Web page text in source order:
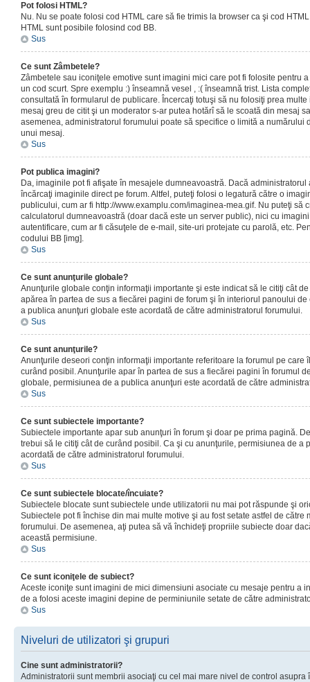
Pot folosi HTML?
Nu. Nu se poate folosi cod HTML care să fie trimis la browser ca şi cod
HTML sunt posibile folosind cod BB.
Sus
Ce sunt Zâmbetele?
Zâmbetele sau iconiţele emotive sunt imagini mici care pot fi folosite pentru
un cod scurt. Spre exemplu :) înseamnă vesel , :( înseamnă trist. Lista
consultată în formularul de publicare. Încercaţi totuşi să nu folosiţi prea
mesaj greu de citit şi un moderator s-ar putea hotărî să le scoată din mesaj
asemenea, administratorul forumului poate să specifice o limită a numărului
unui mesaj.
Sus
Pot publica imagini?
Da, imaginile pot fi afişate în mesajele dumneavoastră. Dacă
încărcaţi imaginile direct pe forum. Altfel, puteţi folosi o legatură către o
publicului, cum ar fi http://www.examplu.com/imaginea-mea.gif. Nu puteţi să
calculatorul dumneavoastră (doar dacă este un server public), nici cu
autentificare, cum ar fi căsuţele de e-mail, site-uri protejate cu parolă, etc.
codului BB [img].
Sus
Ce sunt anunţurile globale?
Anunţurile globale conţin informaţii importante şi este indicat să le citiţi cât
apărea în partea de sus a fiecărei pagini de forum şi în interiorul panoului
a publica anunţuri globale este acordată de către administratorul forumului.
Sus
Ce sunt anunţurile?
Anunţurile deseori conţin informaţii importante referitoare la forumul pe care
curând posibil. Anunţurile apar în partea de sus a fiecărei pagini în forumul
globale, permisiunea de a publica anunţuri este acordată de către
Sus
Ce sunt subiectele importante?
Subiectele importante apar sub anunţuri în forum şi doar pe prima pagină.
trebui să le citiţi cât de curând posibil. Ca şi cu anunţurile, permisiunea de a
acordată de către administratorul forumului.
Sus
Ce sunt subiectele blocate/încuiate?
Subiectele blocate sunt subiectele unde utilizatorii nu mai pot răspunde şi
Subiectele pot fi închise din mai multe motive şi au fost setate astfel de către
forumului. De asemenea, aţi putea să vă închideţi propriile subiecte doar
această permisiune.
Sus
Ce sunt iconiţele de subiect?
Aceste iconiţe sunt imagini de mici dimensiuni asociate cu mesaje pentru a
de a folosi aceste imagini depine de perminiunile setate de către
Sus
Niveluri de utilizatori şi grupuri
Cine sunt administratorii?
Administratorii sunt membrii asociaţi cu cel mai mare nivel de control asupra